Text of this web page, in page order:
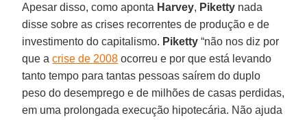
Apesar disso, como aponta Harvey, Piketty nada
disse sobre as crises recorrentes de produção e de
investimento do capitalismo. Piketty “não nos diz por
que acrise de 2008 ocorreu e por que está levando
tanto tempo para tantas pessoas saírem do duplo
peso do desemprego e de milhões de casas perdidas,
em uma prolongada execução hipotecária. Não ajuda